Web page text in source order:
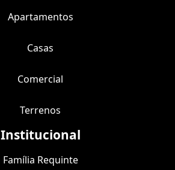
Apartamentos
Casas
Comercial
Terrenos
Institucional
Família Requinte